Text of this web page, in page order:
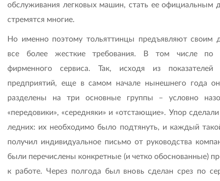
обслуживания легковых машин, стать ее официальным
стремятся многие.
Но именно поэтому тольяттинцы предъявляют своим
все более жесткие требования. В том числе по
фирменного сервиса. Так, исходя из показателей
предприятий, еще в самом начале нынешнего года
разделены на три основные группы – условно
«передовики», «середняки» и «отстающие». Упор
ледних: их необходимо было подтянуть, и каждый
получил индивидуальное письмо от руководства
были перечислены конкретные (и четко обоснованные)
к работе. Через полгода был вновь сделан срез по